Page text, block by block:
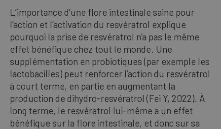
L’importance d’une flore intestinale saine pour
l’action et l’activation du resvératrol explique
pourquoi la prise de resvératrol n’a pas le même
effet bénéfique chez tout le monde. Une
supplémentation en probiotiques (par exemple les
lactobacilles) peut renforcer l’action du resvératrol
à court terme, en partie en augmentant la
production de dihydro-resvératrol (Fei Y, 2022). À
long terme, le resvératrol lui-même a un effet
bénéfique sur la flore intestinale, et donc sur sa